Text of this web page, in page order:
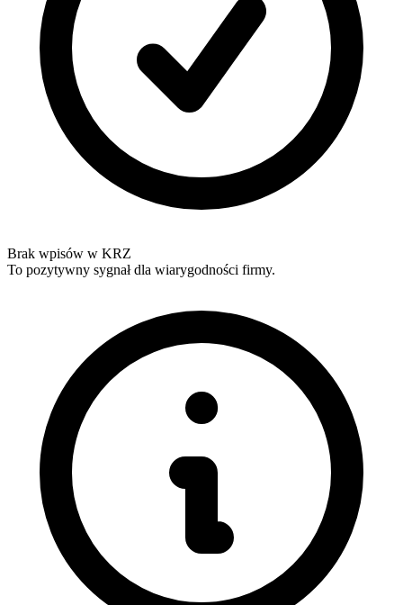
Brak wpisów w KRZ
To pozytywny sygnał dla wiarygodności firmy.